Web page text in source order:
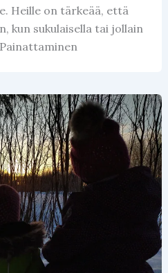
Heille on tärkeää, että
kun sukulaisella tai jollain